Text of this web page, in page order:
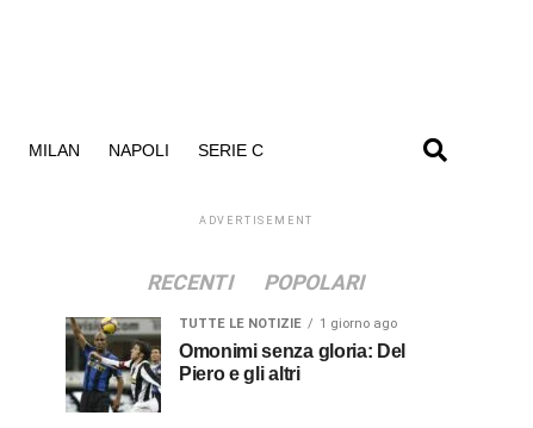
MILAN NAPOLI SERIE C
ADVERTISEMENT
RECENTI POPOLARI
TUTTE LE NOTIZIE 1 giorno ago
Omonimi senza gloria: Del
Piero e gli altri